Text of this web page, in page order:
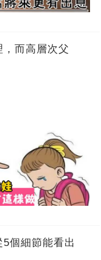
而高層次父
個細節能看出